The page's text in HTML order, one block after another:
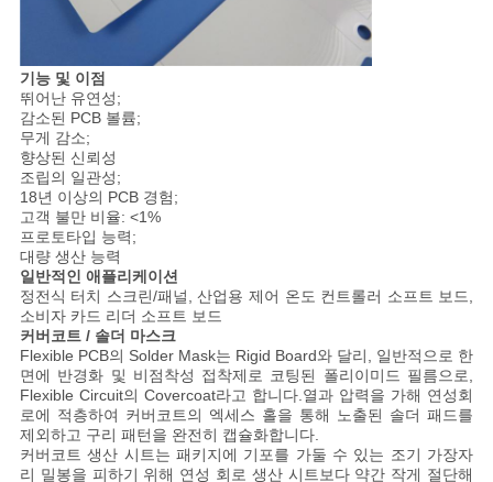
기능 및 이점
뛰어난 유연성;
감소된 PCB 볼륨;
무게 감소;
향상된 신뢰성
조립의 일관성;
18년 이상의 PCB 경험;
고객 불만 비율: <1%
프로토타입 능력;
대량 생산 능력
일반적인 애플리케이션
정전식 터치 스크린/패널, 산업용 제어 온도 컨트롤러 소프트 보드,
소비자 카드 리더 소프트 보드
커버코트 / 솔더 마스크
Flexible PCB의 Solder Mask는 Rigid Board와 달리, 일반적으로 한
면에 반경화 및 비점착성 접착제로 코팅된 폴리이미드 필름으로,
Flexible Circuit의 Covercoat라고 합니다.열과 압력을 가해 연성회
로에 적층하여 커버코트의 엑세스 홀을 통해 노출된 솔더 패드를
제외하고 구리 패턴을 완전히 캡슐화합니다.
커버코트 생산 시트는 패키지에 기포를 가둘 수 있는 조기 가장자
리 밀봉을 피하기 위해 연성 회로 생산 시트보다 약간 작게 절단해